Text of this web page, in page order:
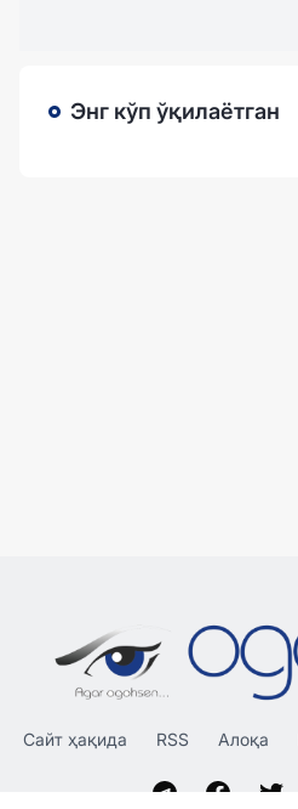
Энг кўп ўқилаётган
Сайт ҳақида RSS Алоқа